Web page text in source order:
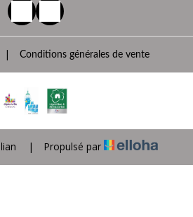
| Conditions générales de vente
| Propulsé par